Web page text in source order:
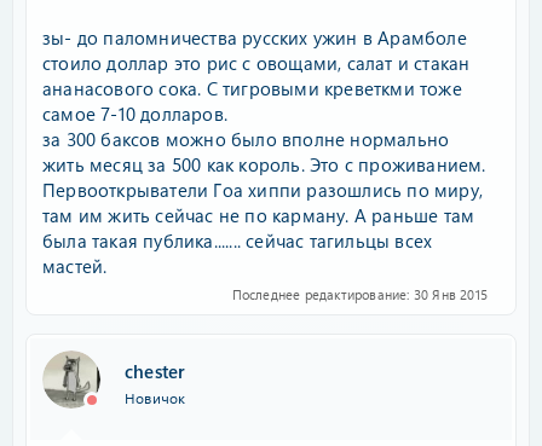
зы- до паломничества русских ужин в Арамболе
стоило доллар это рис с овощами, салат и стакан
ананасового сока. С тигровыми креветкми тоже
самое 7-10 долларов.
за 300 баксов можно было вполне нормально
жить месяц за 500 как король. Это с проживанием.
Первооткрыватели Гоа хиппи разошлись по миру,
там им жить сейчас не по карману. А раньше там
была такая публика....... сейчас тагильцы всех
мастей.
Последнее редактирование: 30 Янв 2015
chester
Новичок